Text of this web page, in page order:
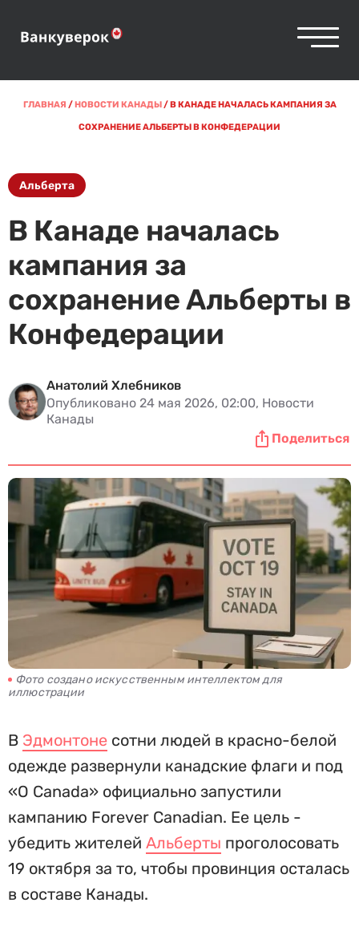
ГЛАВНАЯ /НОВОСТИ КАНАДЫ/В КАНАДЕ НАЧАЛАСЬ КАМПАНИЯ ЗА
СОХРАНЕНИЕ АЛЬБЕРТЫ В КОНФЕДЕРАЦИИ
Альберта
В Канаде началась
кампания за
сохранение Альберты в
Конфедерации
Анатолий Хлебников
Опубликовано 24 мая 2026, 02:00, Новости
Канады
Поделиться
Фото создано искусственным интеллектом для
иллюстрации
В Эдмонтоне сотни людей в красно-белой
одежде развернули канадские флаги и под
«O Canada» официально запустили
кампанию Forever Canadian. Ее цель -
убедить жителей Альберты проголосовать
19 октября за то, чтобы провинция осталась
в составе Канады.